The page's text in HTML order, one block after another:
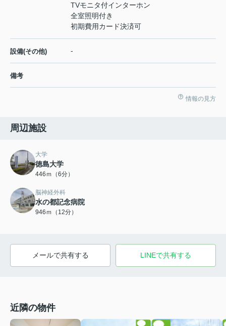
TVモニタ付インターホン
全室照明付き
初期費用カード決済可
設備(その他) -
備考
情報の見方
周辺施設
大学
徳島大学
446ｍ（6分）
脳神経外科
水の都記念病院
946ｍ（12分）
メールで共有する LINEで共有する
近隣の物件